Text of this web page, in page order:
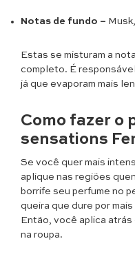
Notas de fundo –
Estas se misturam a
completo. É
já que evaporam mais
Como fazer o
sensations
Se você quer mais
aplique nas regiões
borrife seu perfume no
queira que dure por
Então, você aplica
na roupa.